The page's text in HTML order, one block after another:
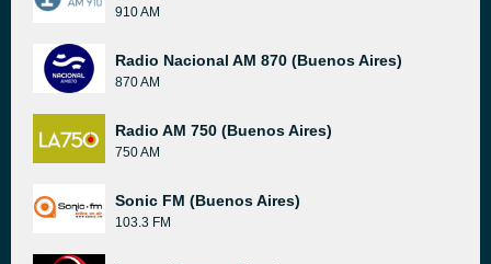
910 AM
Radio Nacional AM 870 (Buenos Aires)
870 AM
Radio AM 750 (Buenos Aires)
750 AM
Sonic FM (Buenos Aires)
103.3 FM